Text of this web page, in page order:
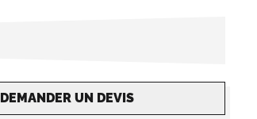
DEMANDER UN DEVIS